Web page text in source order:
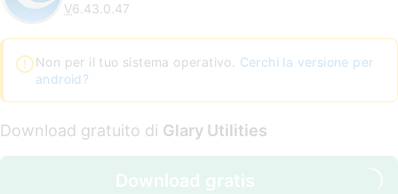
V6.43.0.47
Non per il tuo sistema operativo. Cerchi la versione per
android?
Download gratuito di Glary Utilities
Download gratis